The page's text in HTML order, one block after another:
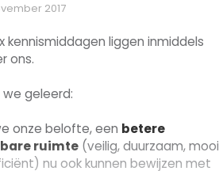
2017
kennismiddagen liggen inmiddels
ons.
geleerd:
onze belofte, een betere
ruimte (veilig, duurzaam, mooi
nu ook kunnen bewijzen met